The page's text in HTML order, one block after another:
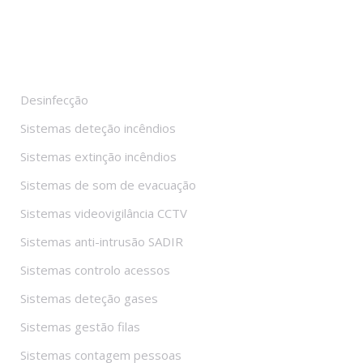
Desinfecção
Sistemas deteção incêndios
Sistemas extinção incêndios
Sistemas de som de evacuação
Sistemas videovigilância CCTV
Sistemas anti-intrusão SADIR
Sistemas controlo acessos
Sistemas deteção gases
Sistemas gestão filas
Sistemas contagem pessoas